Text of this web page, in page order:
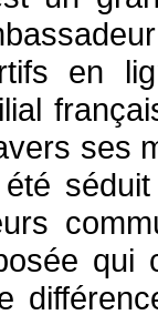
en
ses
qui